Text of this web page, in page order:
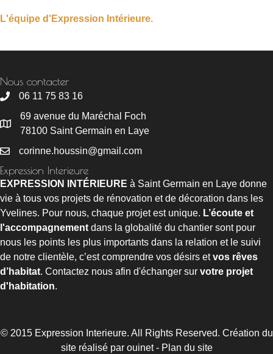
L'équipe d'Expression Intérieure.
Nous contacter
06 11 75 83 16
69 avenue du Maréchal Foch
78100 Saint Germain en Laye
corinne.houssin@gmail.com
Expression Interieure
EXPRESSION INTÉRIEURE à Saint Germain en Laye donne
vie à tous vos projets de rénovation et de décoration dans les
Yvelines. Pour nous, chaque projet est unique. L’écoute et
l'accompagnement dans la globalité du chantier sont pour
nous les points les plus importants dans la relation et le suivi
de notre clientèle, c’est comprendre vos désirs etvos rêves
d’habitat. Contactez nous afin d'échanger sur votre projet
d'habitation.
© 2015 Expression Interieure. All Rights Reserved. Création du
site réalisé par ouinet- Plan du site